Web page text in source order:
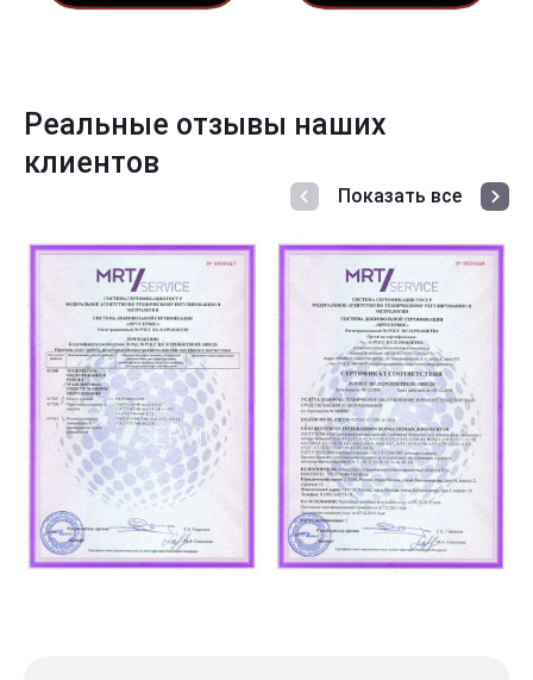
Реальные отзывы наших
клиентов
Показать все